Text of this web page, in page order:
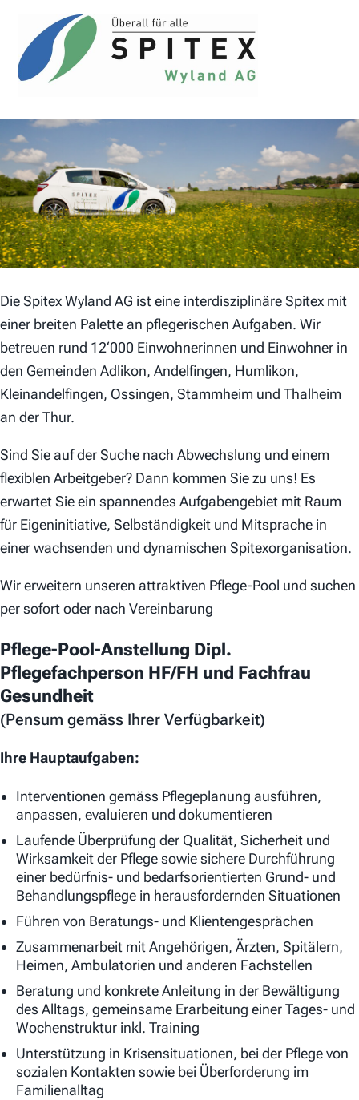
Die Spitex Wyland AG ist eine interdisziplinäre Spitex mit
einer breiten Palette an pflegerischen Aufgaben. Wir
betreuen rund 12‘000 Einwohnerinnen und Einwohner in
den Gemeinden Adlikon, Andelfingen, Humlikon,
Kleinandelfingen, Ossingen, Stammheim und Thalheim
an der Thur.
Sind Sie auf der Suche nach Abwechslung und einem
flexiblen Arbeitgeber? Dann kommen Sie zu uns! Es
erwartet Sie ein spannendes Aufgabengebiet mit Raum
für Eigeninitiative, Selbständigkeit und Mitsprache in
einer wachsenden und dynamischen Spitexorganisation.
Wir erweitern unseren attraktiven Pflege-Pool und suchen
per sofort oder nach Vereinbarung
Pflege-Pool-Anstellung Dipl.
Pflegefachperson HF/FH und Fachfrau
Gesundheit
(Pensum gemäss Ihrer Verfügbarkeit)
Ihre Hauptaufgaben:
Interventionen gemäss Pflegeplanung ausführen,
anpassen, evaluieren und dokumentieren
Laufende Überprüfung der Qualität, Sicherheit und
Wirksamkeit der Pflege sowie sichere Durchführung
einer bedürfnis- und bedarfsorientierten Grund- und
Behandlungspflege in herausfordernden Situationen
Führen von Beratungs- und Klientengesprächen
Zusammenarbeit mit Angehörigen, Ärzten, Spitälern,
Heimen, Ambulatorien und anderen Fachstellen
Beratung und konkrete Anleitung in der Bewältigung
des Alltags, gemeinsame Erarbeitung einer Tages- und
Wochenstruktur inkl. Training
Unterstützung in Krisensituationen, bei der Pflege von
sozialen Kontakten sowie bei Überforderung im
Familienalltag